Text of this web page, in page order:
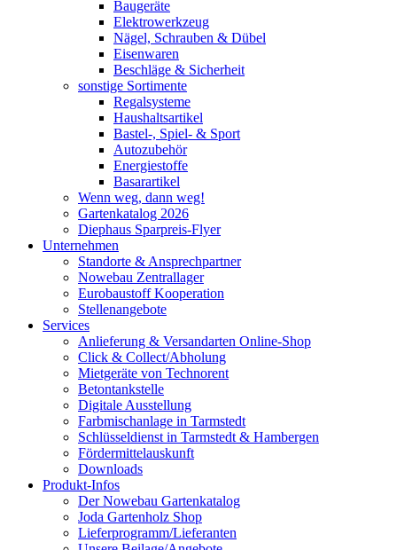
Baugeräte
Elektrowerkzeug
Nägel, Schrauben & Dübel
Eisenwaren
Beschläge & Sicherheit
sonstige Sortimente
Regalsysteme
Haushaltsartikel
Bastel-, Spiel- & Sport
Autozubehör
Energiestoffe
Basarartikel
Wenn weg, dann weg!
Gartenkatalog 2026
Diephaus Sparpreis-Flyer
Unternehmen
Standorte & Ansprechpartner
Nowebau Zentrallager
Eurobaustoff Kooperation
Stellenangebote
Services
Anlieferung & Versandarten Online-Shop
Click & Collect/Abholung
Mietgeräte von Technorent
Betontankstelle
Digitale Ausstellung
Farbmischanlage in Tarmstedt
Schlüsseldienst in Tarmstedt & Hambergen
Fördermittelauskunft
Downloads
Produkt-Infos
Der Nowebau Gartenkatalog
Joda Gartenholz Shop
Lieferprogramm/Lieferanten